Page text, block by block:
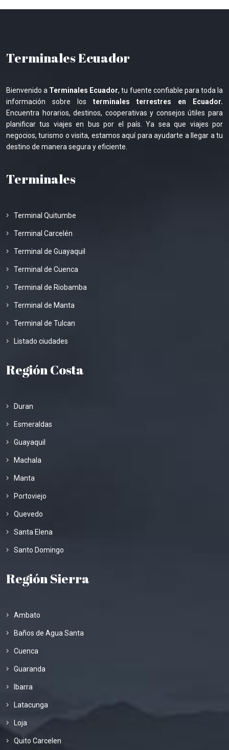
Terminales Ecuador
Bienvenido a Terminales Ecuador, tu fuente confiable para toda la
información sobre los terminales terrestres en Ecuador.
Encuentra horarios, destinos, cooperativas y consejos útiles para
planificar tus viajes en bus por el país. Ya sea que viajes por
negocios, turismo o visita, estamos aquí para ayudarte a llegar a tu
destino de manera segura y eficiente.
Terminales
Terminal Quitumbe
Terminal Carcelén
Terminal de Guayaquil
Terminal de Cuenca
Terminal de Riobamba
Terminal de Manta
Terminal de Tulcan
Listado ciudades
Región Costa
Duran
Esmeraldas
Guayaquil
Machala
Manta
Portoviejo
Quevedo
Santa Elena
Santo Domingo
Región Sierra
Ambato
Baños de Agua Santa
Cuenca
Guaranda
Ibarra
Latacunga
Loja
Quito Carcelen